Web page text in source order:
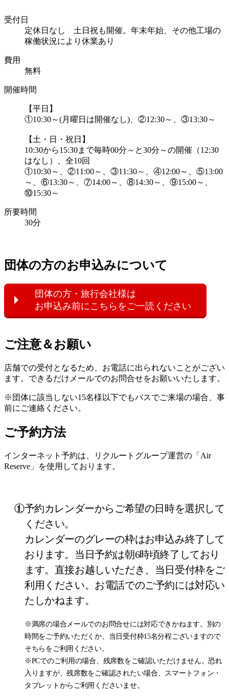
受付日
定休日なし 土日祝も開催。年末年始、その他工場の
稼働状況により休業あり
費用
無料
開催時間
【平日】
①10:30～(月曜日は開催なし)、②12:30～、③13:30～
【土・日・祝日】
10:30から15:30まで毎時00分～と30分～の開催（12:30
はなし）、全10回
①10:30～、②11:00～、③11:30～、④12:00～、⑤13:00
～、⑥13:30～、⑦14:00～、⑧14:30～、⑨15:00～、
⑩15:30～
所要時間
30分
団体の方のお申込みについて
団体の方・旅行会社様は
お申込み前にこちらをご一読ください
ご注意＆お願い
店舗での受付となるため、お電話に出られないことがござい
ます。できるだけメールでのお問合せをお願いいたします。
※団体に該当しない15名様以下でもバスでご来場の場合、事
前にご連絡ください。
ご予約方法
インターネット予約は、リクルートグループ運営の「Air
Reserve」を使用しております。
①予約カレンダーからご希望の日時を選択して
ください。
カレンダーのグレーの枠はお申込み終了して
おります。当日予約は朝6時頃終了しており
ます。直接お越しいただき、当日受付枠をご
利用ください。お電話でのご予約には対応い
たしかねます。
※満席の場合メールでのお問合せには対応できかねます。別の
時間をご予約いただくか、当日受付枠15名分程ございますので
そちらをご利用ください。
※PCでのご利用の場合、残席数をご確認いただけません。恐れ
入りますが、残席数をご確認されたい場合、スマートフォン・
タブレットからご利用くださいませ。